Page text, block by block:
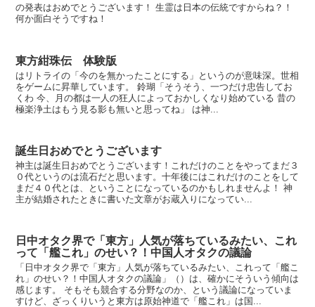
の発表はおめでとうございます！ 生霊は日本の伝統ですからね？！
何か面白そうですね！
東方紺珠伝 体験版
はリトライの「今のを無かったことにする」というのが意味深。世相
をゲームに昇華しています。 鈴瑚「そうそう、一つだけ忠告してお
くわ 今、月の都は一人の狂人によっておかしくなり始めている 昔の
極楽浄土はもう見る影も無いと思ってね」 は神...
誕生日おめでとうございます
神主は誕生日おめでとうございます！これだけのことをやってまだ３
０代というのは流石だと思います。十年後にはこれだけのことをして
まだ４０代とは、ということになっているのかもしれませんよ！ 神
主が結婚されたときに書いた文章がお蔵入りになってい...
日中オタク界で「東方」人気が落ちているみたい、これ
って「艦これ」のせい？！中国人オタクの議論
「日中オタク界で「東方」人気が落ちているみたい、これって「艦こ
れ」のせい？！中国人オタクの議論」（）は、確かにそういう傾向は
感じます。 そもそも競合する分野なのか、という議論になっていま
すけど、ざっくりいうと東方は原始神道で「艦これ」は国...